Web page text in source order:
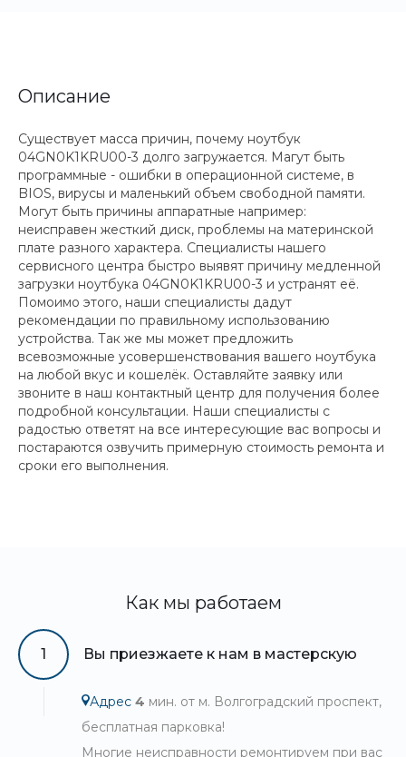
Описание
Существует масса причин, почему ноутбук
04GN0K1KRU00-3 долго загружается. Магут быть
программные - ошибки в операционной системе, в
BIOS, вирусы и маленький объем свободной памяти.
Могут быть причины аппаратные например:
неисправен жесткий диск, проблемы на материнской
плате разного характера. Специалисты нашего
сервисного центра быстро выявят причину медленной
загрузки ноутбука 04GN0K1KRU00-3 и устранят её.
Помоимо этого, наши специалисты дадут
рекомендации по правильному использованию
устройства. Так же мы может предложить
всевозможные усовершенствования вашего ноутбука
на любой вкус и кошелёк. Оставляйте заявку или
звоните в наш контактный центр для получения более
подробной консультации. Наши специалисты с
радостью ответят на все интересующие вас вопросы и
постараются озвучить примерную стоимость ремонта и
сроки его выполнения.
Как мы работаем
1 Вы приезжаете к нам в мастерскую
Адрес 4 мин. от м. Волгоградский проспект,
бесплатная парковка!
Многие неисправности ремонтируем при вас